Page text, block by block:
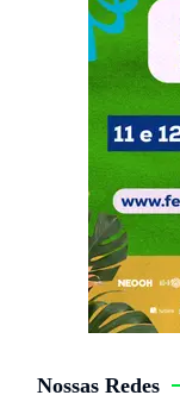
Nossas Redes